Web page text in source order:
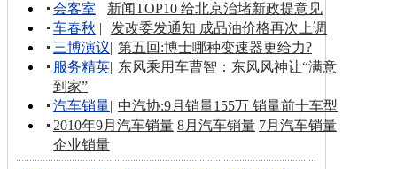
会客室|
新闻TOP10 给北京治堵新政提意见
车春秋 |
发改委发通知 成品油价格再次上调
三博演议| 第五回:博士哪种变速器更给力?
服务精英| 东风乘用车曹智：东风风神让“满意
到家”
汽车销量| 中汽协:9月销量155万 销量前十车型
2010年9月汽车销量 8月汽车销量 7月汽车销量
企业销量